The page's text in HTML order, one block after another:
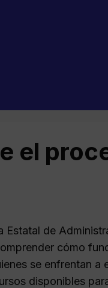
el
Estatal de
cómo
se enfrentan a
disponibles